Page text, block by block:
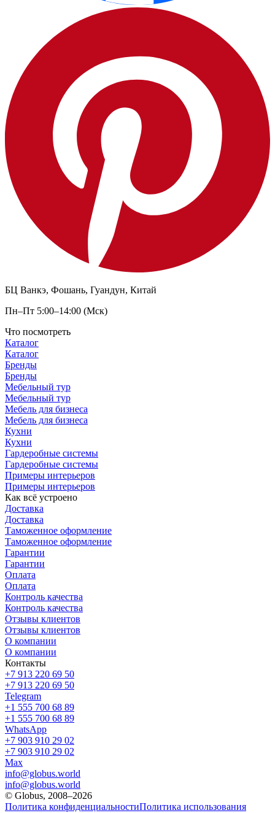
БЦ Ванкэ, Фошань, Гуандун, Китай
Пн–Пт 5:00–14:00 (Мск)
Что посмотреть
Каталог
Каталог
Бренды
Бренды
Мебельный тур
Мебельный тур
Мебель для бизнеса
Мебель для бизнеса
Кухни
Кухни
Гардеробные системы
Гардеробные системы
Примеры интерьеров
Примеры интерьеров
Как всё устроено
Доставка
Доставка
Таможенное оформление
Таможенное оформление
Гарантии
Гарантии
Оплата
Оплата
Контроль качества
Контроль качества
Отзывы клиентов
Отзывы клиентов
О компании
О компании
Контакты
+7 913 220 69 50
+7 913 220 69 50
Telegram
+1 555 700 68 89
+1 555 700 68 89
WhatsApp
+7 903 910 29 02
+7 903 910 29 02
Max
info@globus.world
info@globus.world
© Globus, 2008–2026
Политика конфиденциальностиПолитика использования